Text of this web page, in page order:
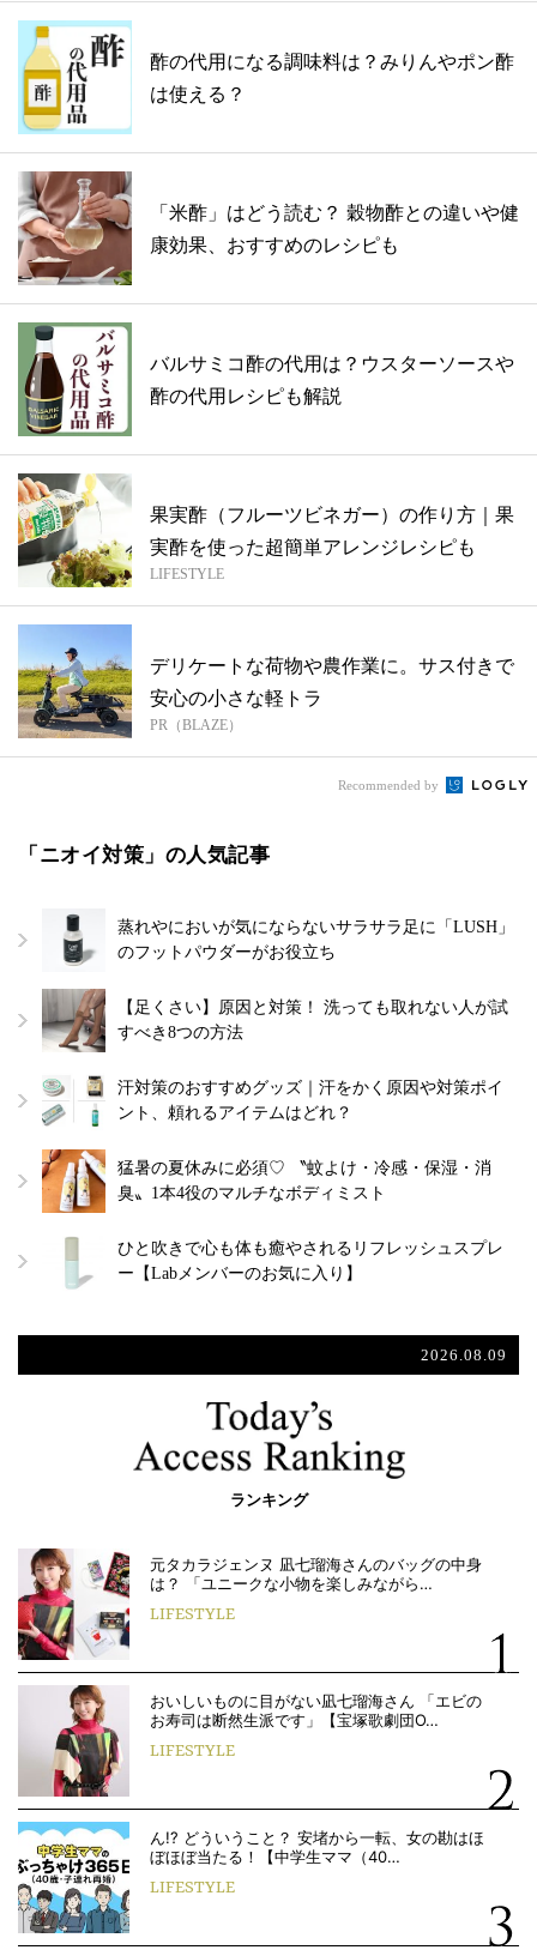
酢の代用になる調味料は？みりんやポン酢
は使える？
「米酢」はどう読む？ 穀物酢との違いや健
康効果、おすすめのレシピも
バルサミコ酢の代用は？ウスターソースや
酢の代用レシピも解説
果実酢（フルーツビネガー）の作り方｜果
実酢を使った超簡単アレンジレシピも
LIFESTYLE
デリケートな荷物や農作業に。サス付きで
安心の小さな軽トラ
PR（BLAZE）
Recommended by
「ニオイ対策」の人気記事
蒸れやにおいが気にならないサラサラ足に「LUSH」
のフットパウダーがお役立ち
【足くさい】原因と対策！ 洗っても取れない人が試
すべき8つの方法
汗対策のおすすめグッズ｜汗をかく原因や対策ポイ
ント、頼れるアイテムはどれ？
猛暑の夏休みに必須♡ 〝蚊よけ・冷感・保湿・消
臭〟1本4役のマルチなボディミスト
ひと吹きで心も体も癒やされるリフレッシュスプレ
ー【Labメンバーのお気に入り】
2026.08.09
ランキング
元タカラジェンヌ 凪七瑠海さんのバッグの中身
は？ 「ユニークな小物を楽しみながら…
LIFESTYLE
おいしいものに目がない凪七瑠海さん 「エビの
お寿司は断然生派です」【宝塚歌劇団O…
LIFESTYLE
ん!? どういうこと？ 安堵から一転、女の勘はほ
ぼほぼ当たる！【中学生ママ（40…
LIFESTYLE